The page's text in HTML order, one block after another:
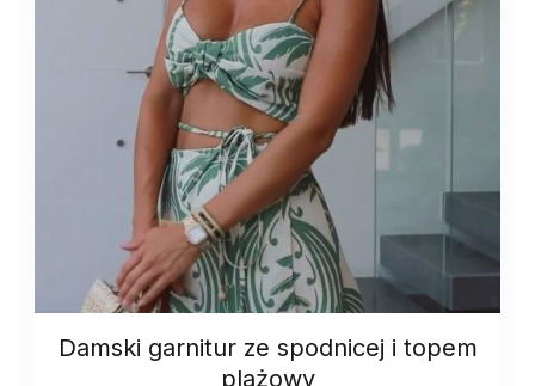
Damski garnitur ze spodnicej i topem
plażowy